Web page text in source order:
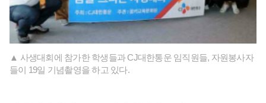
▲ 사생대회에 참가한 학생들과 CJ대한통운 임직원들, 자원봉사자
들이 19일 기념촬영을 하고 있다.